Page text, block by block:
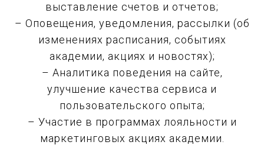
выставление счетов и отчетов;
– Оповещения, уведомления, рассылки (об
изменениях расписания, событиях
академии, акциях и новостях);
– Аналитика поведения на сайте,
улучшение качества сервиса и
пользовательского опыта;
– Участие в программах лояльности и
маркетинговых акциях академии.